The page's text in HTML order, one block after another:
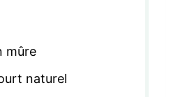
mûre
naturel